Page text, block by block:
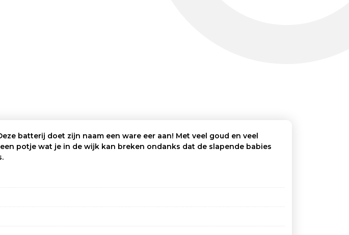
batterij doet zijn naam een ware eer aan! Met veel goud en veel
potje wat je in de wijk kan breken ondanks dat de slapende babies